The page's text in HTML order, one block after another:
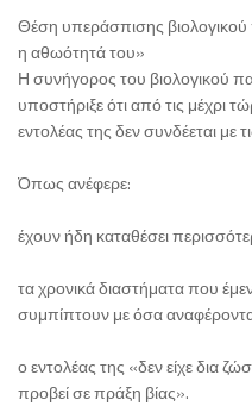
Θέση υπεράσπισης
η αθωότητά του»
Η συνήγορος του βιολογικού
υποστήριξε ότι από τις μέχρι
εντολέας της δεν συνδέεται με
Όπως ανέφερε:
έχουν ήδη καταθέσει
τα χρονικά διαστήματα που
συμπίπτουν με όσα
ο εντολέας της «δεν είχε δια
προβεί σε πράξη βίας».